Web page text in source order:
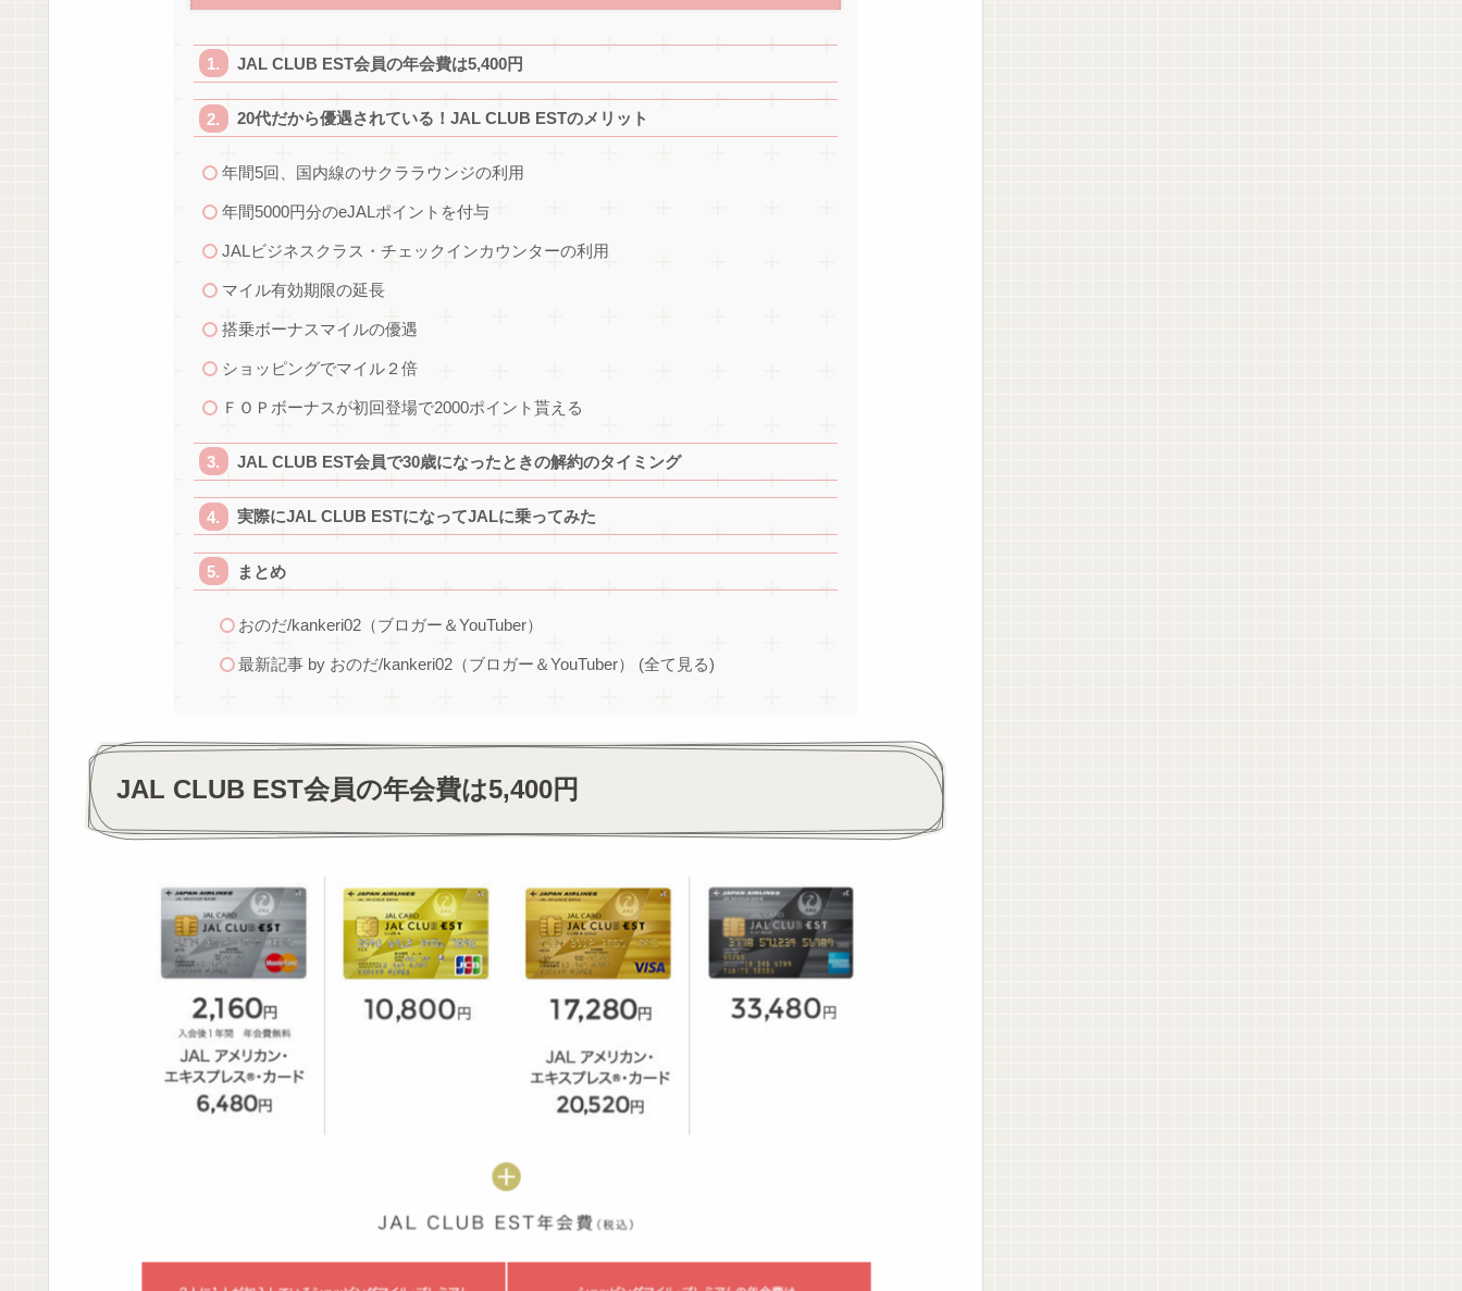
JAL CLUB EST会員の年会費は5,400円
20代だから優遇されている！JAL CLUB ESTのメリット
年間5回、国内線のサクララウンジの利用
年間5000円分のeJALポイントを付与
JALビジネスクラス・チェックインカウンターの利用
マイル有効期限の延長
搭乗ボーナスマイルの優遇
ショッピングでマイル２倍
ＦＯＰボーナスが初回登場で2000ポイント貰える
JAL CLUB EST会員で30歳になったときの解約のタイミング
実際にJAL CLUB ESTになってJALに乗ってみた
まとめ
おのだ/kankeri02（ブロガー＆YouTuber）
最新記事 by おのだ/kankeri02（ブロガー＆YouTuber） (全て見る)
JAL CLUB EST会員の年会費は5,400円